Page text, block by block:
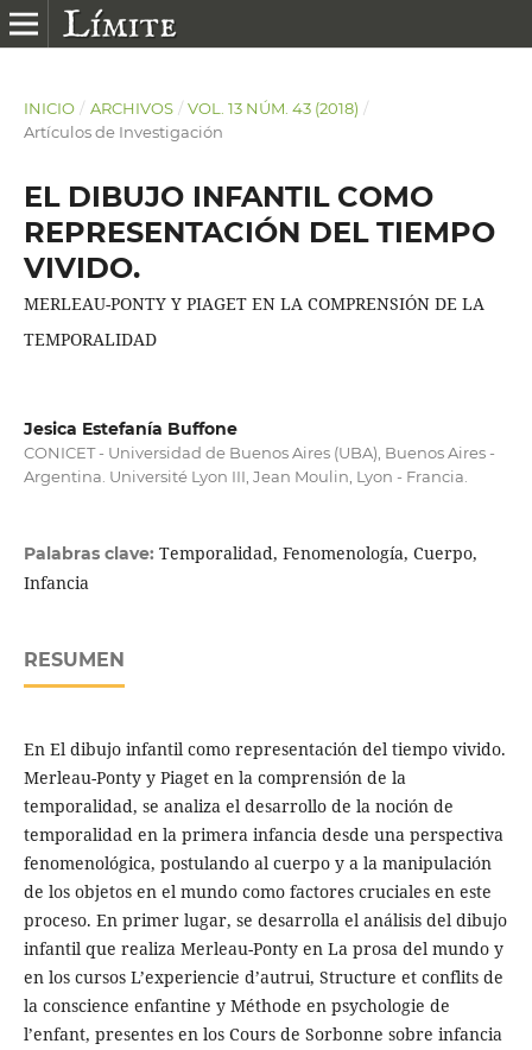
INICIO / ARCHIVOS / VOL. 13 NÚM. 43 (2018) /
Artículos de Investigación
EL DIBUJO INFANTIL COMO
REPRESENTACIÓN DEL TIEMPO
VIVIDO.
MERLEAU-PONTY Y PIAGET EN LA COMPRENSIÓN DE LA
TEMPORALIDAD
Jesica Estefanía Buffone
CONICET - Universidad de Buenos Aires (UBA), Buenos Aires -
Argentina. Université Lyon III, Jean Moulin, Lyon - Francia.
Palabras clave: Temporalidad, Fenomenología, Cuerpo,
Infancia
RESUMEN
En El dibujo infantil como representación del tiempo vivido.
Merleau-Ponty y Piaget en la comprensión de la
temporalidad, se analiza el desarrollo de la noción de
temporalidad en la primera infancia desde una perspectiva
fenomenológica, postulando al cuerpo y a la manipulación
de los objetos en el mundo como factores cruciales en este
proceso. En primer lugar, se desarrolla el análisis del dibujo
infantil que realiza Merleau-Ponty en La prosa del mundo y
en los cursos L’experiencie d’autrui, Structure et conflits de
la conscience enfantine y Méthode en psychologie de
l’enfant, presentes en los Cours de Sorbonne sobre infancia